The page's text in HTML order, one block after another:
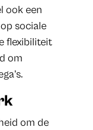
ook een
sociale
flexibiliteit
om
om de